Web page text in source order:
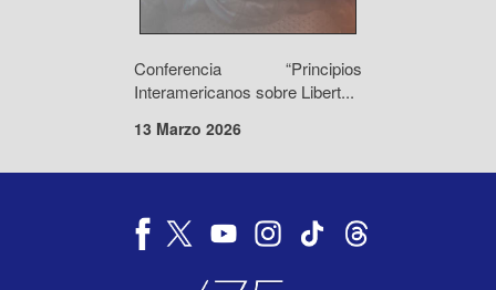
Conferencia “Principios
Interamericanos sobre Libert...
13 Marzo 2026